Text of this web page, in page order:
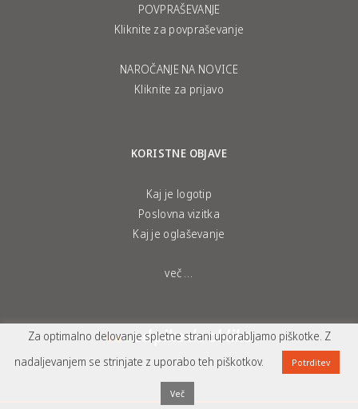
POVPRAŠEVANJE
Kliknite za povpraševanje
NAROČANJE NA NOVICE
Kliknite za prijavo
KORISTNE OBJAVE
Kaj je logotip
Poslovna vizitka
Kaj je oglaševanje
več …
Za optimalno delovanje spletne strani uporabljamo piškotke. Z
nadaljevanjem se strinjate z uporabo teh piškotkov.
Potrditev
Več